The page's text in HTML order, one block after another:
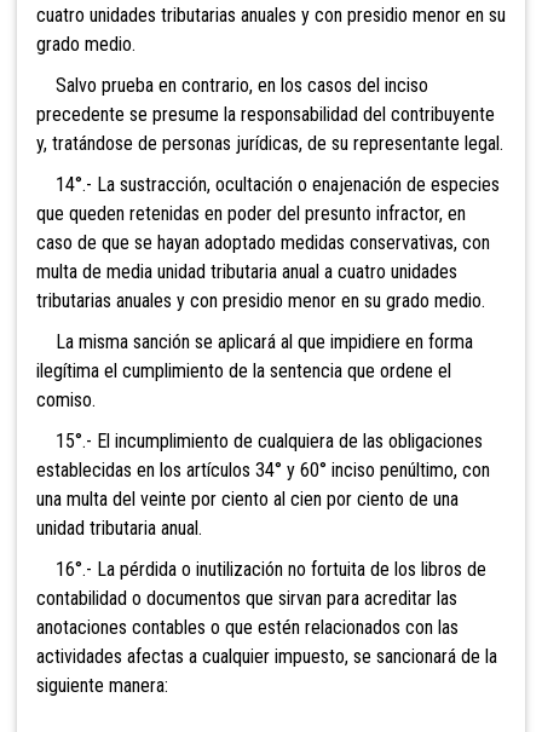
cuatro unidades tributarias anuales y con presidio menor en su
grado medio.
Salvo prueba en contrario, en los casos del inciso
precedente se presume la responsabilidad del contribuyente
y, tratándose de personas jurídicas, de su representante legal.
14°.- La sustracción, ocultación o enajenación de especies
que queden retenidas en poder del presunto infractor, en
caso de que se hayan adoptado medidas conservativas, con
multa de media unidad tributaria anual a cuatro unidades
tributarias anuales y con presidio menor en su grado medio.
La misma sanción se aplicará al que impidiere en forma
ilegítima el cumplimiento de la sentencia que ordene el
comiso.
15°.- El incumplimiento de cualquiera de las obligaciones
establecidas en los artículos 34° y 60° inciso penúltimo, con
una multa del veinte por ciento al cien por ciento de una
unidad tributaria anual.
16°.- La pérdida o inutilización no fortuita de los libros de
contabilidad o documentos que sirvan para acreditar las
anotaciones contables o que estén relacionados con las
actividades afectas a cualquier impuesto, se sancionará de la
siguiente manera: